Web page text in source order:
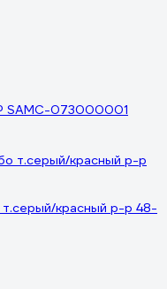
SAMC-073000001
красный р-р 48-